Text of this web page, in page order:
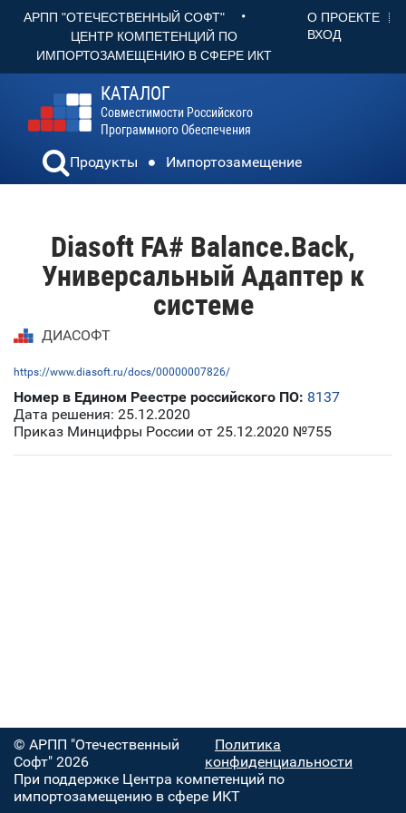
АРПП "ОТЕЧЕСТВЕННЫЙ СОФТ" •
ЦЕНТР КОМПЕТЕНЦИЙ ПО
ИМПОРТОЗАМЕЩЕНИЮ В СФЕРЕ ИКТ
О ПРОЕКТЕ
ВХОД
КАТАЛОГ
Совместимости Российского
Программного Обеспечения
Продукты Импортозамещение
Diasoft FA# Balance.Back,
Универсальный Адаптер к
системе
ДИАСОФТ
https://www.diasoft.ru/docs/00000007826/
Номер в Едином Реестре российского ПО: 8137
Дата решения: 25.12.2020
Приказ Минцифры России от 25.12.2020 №755
© АРПП "Отечественный
Софт" 2026
Политика
конфиденциальности
При поддержке Центра компетенций по
импортозамещению в сфере ИКТ